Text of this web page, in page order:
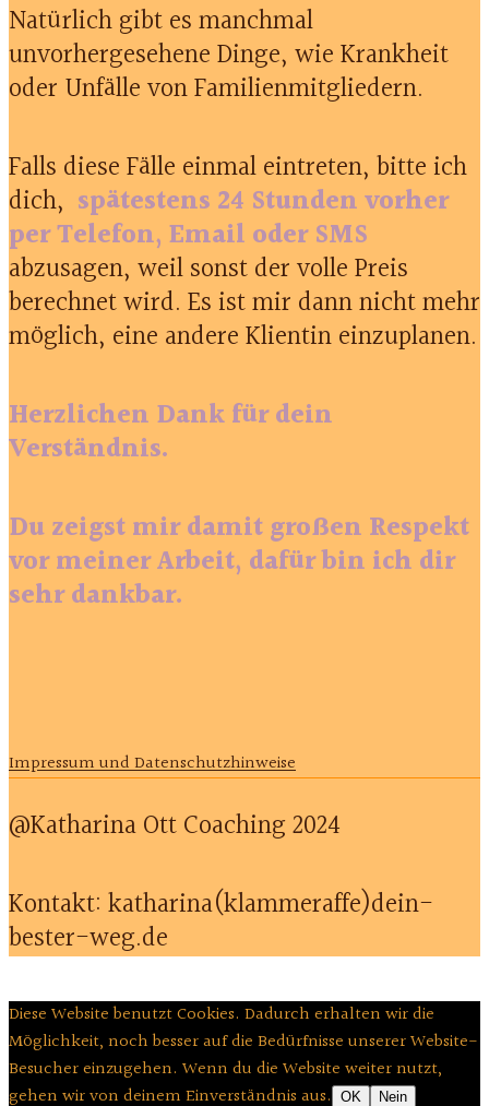
Natürlich gibt es manchmal
unvorhergesehene Dinge, wie Krankheit
oder Unfälle von Familienmitgliedern.
Falls diese Fälle einmal eintreten, bitte ich
dich, spätestens 24 Stundenvorher
per Telefon, Email oder SMS
abzusagen, weil sonst der volle Preis
berechnet wird. Es ist mir dann nicht mehr
möglich, eine andere Klientin einzuplanen.
Herzlichen Dank für dein
Verständnis.
Du zeigst mir damit großen Respekt
vor meiner Arbeit, dafür bin ich dir
sehr dankbar.
Impressum und Datenschutzhinweise
@Katharina Ott Coaching 2024
Kontakt: katharina(klammeraffe)dein-
bester-weg.de
Diese Website benutzt Cookies. Dadurch erhalten wir die
Möglichkeit, noch besser auf die Bedürfnisse unserer Website-
Besucher einzugehen. Wenn du die Website weiter nutzt,
gehen wir von deinem Einverständnis aus.
OK
Nein